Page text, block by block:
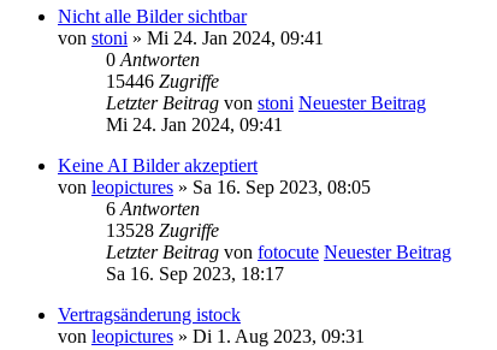
Nicht alle Bilder sichtbar
von stoni » Mi 24. Jan 2024, 09:41
0 Antworten
15446 Zugriffe
Letzter Beitrag von stoni Neuester Beitrag
Mi 24. Jan 2024, 09:41
Keine AI Bilder akzeptiert
von leopictures » Sa 16. Sep 2023, 08:05
6 Antworten
13528 Zugriffe
Letzter Beitrag von fotocute Neuester Beitrag
Sa 16. Sep 2023, 18:17
Vertragsänderung istock
von leopictures » Di 1. Aug 2023, 09:31